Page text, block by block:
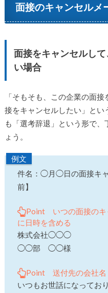
面接のキャンセルメ
面接をキャンセルし
い場合
「そもそも、この企業の面
接をキャンセルしたい」とい
も「選考辞退」という形で、
ょう。
例文
件名：◯月◯日の面接キ
前】
Point いつの面接のキ
に日時を含める
株式会社◯◯◯
◯◯部 ◯◯様
Point 送付先の会社名
いつもお世話になっており